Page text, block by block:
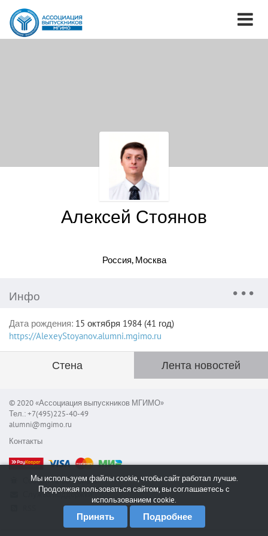
Алексей Стоянов
Россия, Москва
Инфо
Дата рождения: 15 октября 1984 (41 год)
https://AlexeyStoyanov.alumni.mgimo.ru
Стена Лента новостей
© 2020 «Ассоциация выпускников МГИМО»
Тел.: +7(495)225-40-49
alumni@mgimo.ru
Контакты
Сообщить об ошибке
Служба поддержки
Мы используем файлы cookie, чтобы сайт работал лучше.
Продолжая пользоваться сайтом, вы соглашаетесь с
использованием cookie.
Принять Подробнее